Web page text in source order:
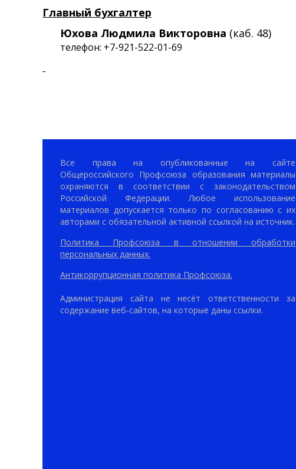
Главный бухгалтер
Юхова Людмила Викторовна (каб. 48)
телефон: +7-921-522-01-69
Все права на опубликованные на сайте
Общероссийского Профсоюза образования материалы
охраняются в соответствии с законодательством
Российской Федерации. Любое использование
материалов допускается только по согласованию с их
авторами с обязательной активной ссылкой на источник.
Политика Профсоюза в отношении обработки
персональных данных.
Антикоррупционная политика Профсоюза.
Администрация сайта не несёт ответственности за
содержание веб-сайтов, на которые даны ссылки.